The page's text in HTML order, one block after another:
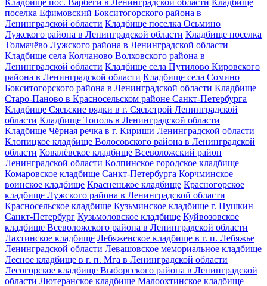
Кладбище пос. Варбеги в Ленинградской области Кладбище
поселка Ефимовский Бокситогорского района в
Ленинградской области Кладбище поселка Осьмино
Лужского района в Ленинградской области Кладбище поселка
Толмачёво Лужского района в Ленинградской области
Кладбище села Колчаново Волховского района в
Ленинградской области Кладбище села Путилово Кировского
района в Ленинградской области Кладбище села Сомино
Бокситогорского района в Ленинградской области Кладбище
Старо-Паново в Красносельском районе Санкт-Петербурга
Кладбище Сясьские рядки в г. Сясьстрой Ленинградской
области Кладбище Тополь в Ленинградской области
Кладбище Чёрная речка в г. Кириши Ленинградской области
Клопицкое кладбище Волосовского района в Ленинградской
области Ковалёвское кладбище Всеволожский район
Ленинградской области Колпинское городское кладбище
Комаровское кладбище Санкт-Петербурга Корчминское
воинское кладбище Красненькое кладбище Красногорское
кладбище Лужского района в Ленинградской области
Красносельское кладбище Кузьминское кладбище г. Пушкин
Санкт-Петербург Кузьмоловское кладбище Куйвозовское
кладбище Всеволожского района в Ленинградской области
Лахтинское кладбище Лебяженское кладбище в г. п. Лебяжье
Ленинградской области Левашовское мемориальное кладбище
Лесное кладбище в г. п. Мга в Ленинградской области
Лесогорское кладбище Выборгского района в Ленинградской
области Лютеранское кладбище Малоохтинское кладбище